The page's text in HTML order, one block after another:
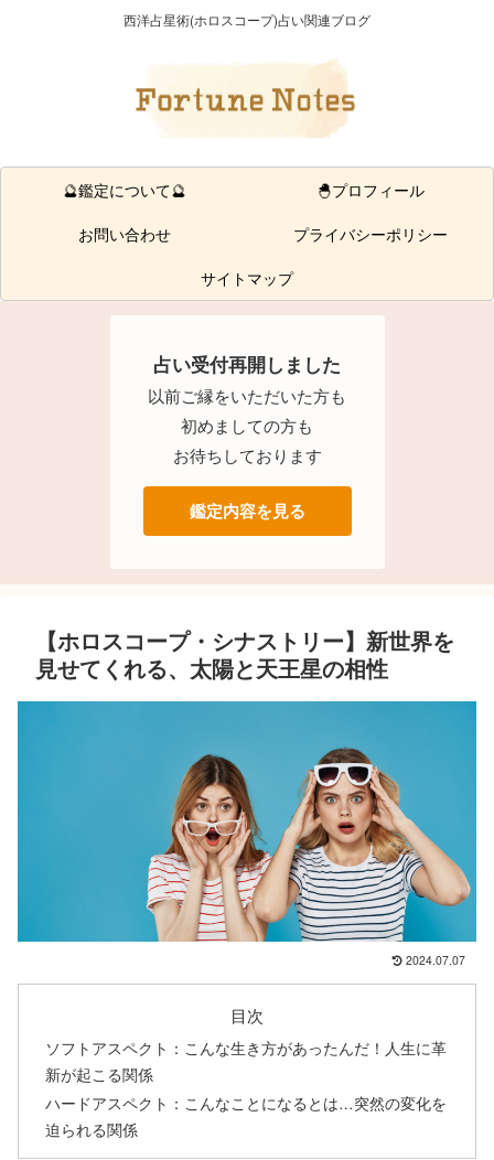
西洋占星術(ホロスコープ)占い関連ブログ
🔮鑑定について🔮
🐣プロフィール
お問い合わせ
プライバシーポリシー
サイトマップ
占い受付再開しました
以前ご縁をいただいた方も
初めましての方も
お待ちしております
鑑定内容を見る
【ホロスコープ・シナストリー】新世界を
見せてくれる、太陽と天王星の相性
2024.07.07
目次
ソフトアスペクト：こんな生き方があったんだ！人生に革
新が起こる関係
ハードアスペクト：こんなことになるとは…突然の変化を
迫られる関係